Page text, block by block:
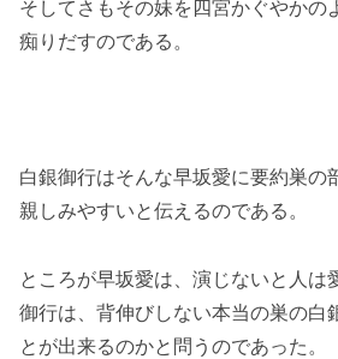
そしてさもその妹を四宮かぐやかの
痴りだすのである。
白銀御行はそんな早坂愛に要約巣の
親しみやすいと伝えるのである。
ところが早坂愛は、演じないと人は
御行は、背伸びしない本当の巣の白
とが出来るのかと問うのであった。